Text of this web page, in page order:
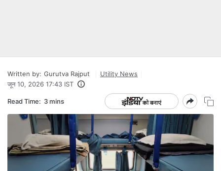
Written by: Gurutva Rajput
Utility News
जून 10, 2026 17:43 IST
Read Time: 3 mins